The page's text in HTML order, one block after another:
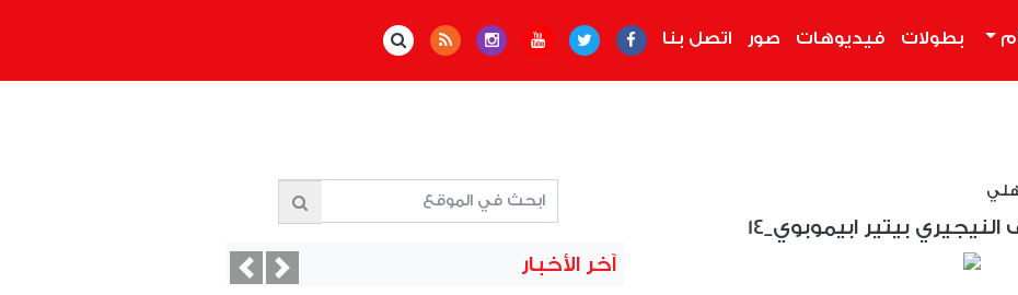
بطولات فيديوهات صور اتصل بنا
بيتير ابيموبوي_14
آخر الأخبار
PreviousNext